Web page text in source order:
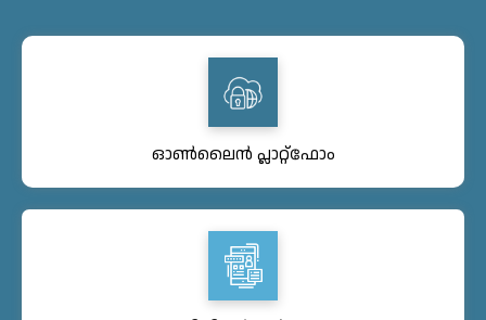
ഓൺലൈൻ പ്ലാറ്റ്ഫോം